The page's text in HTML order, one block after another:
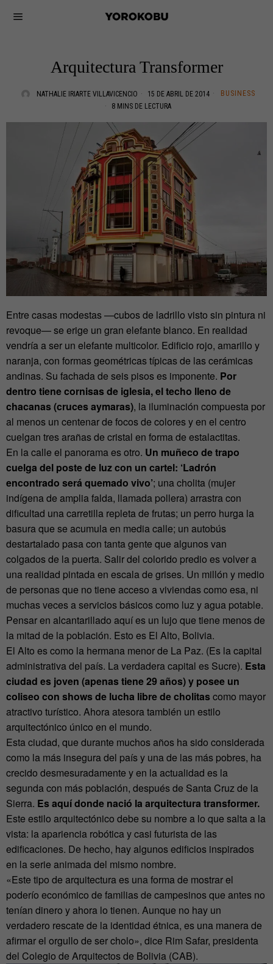
Arquitectura Transformer
NATHALIE IRIARTE VILLAVICENCIO 15 DE ABRIL DE 2014
BUSINESS
8 MINS DE LECTURA
Entre casas modestas —cubos de ladrillo visto sin pintura ni
revoque— se erige un gran elefante blanco. En realidad
vendría a ser un elefante multicolor. Edificio rojo, amarillo y
naranja, con formas geométricas típicas de las cerámicas
andinas. Su fachada de seis pisos es imponente. Por
dentro tiene cornisas de iglesia, el techo lleno de
chacanas (cruces aymaras), la iluminación compuesta por
al menos un centenar de focos de colores y en el centro
cuelgan tres arañas de cristal en forma de estalactitas.
En la calle el panorama es otro. Un muñeco de trapo
cuelga del poste de luz con un cartel: ‘Ladrón
encontrado será quemado vivo’; una cholita (mujer
indígena de amplia falda, llamada pollera) arrastra con
dificultad una carretilla repleta de frutas; un perro hurga la
basura que se acumula en media calle; un autobús
destartalado pasa con tanta gente que algunos van
colgados de la puerta. Salir del colorido predio es volver a
una realidad pintada en escala de grises. Un millón y medio
de personas que no tiene acceso a viviendas como esa, ni
muchas veces a servicios básicos como luz y agua potable.
Pensar en alcantarillado aquí es un lujo que tiene menos de
la mitad de la población. Esto es El Alto, Bolivia.
El Alto es como la hermana menor de La Paz. (Es la capital
administrativa del país. La verdadera capital es Sucre). Esta
ciudad es joven (apenas tiene 29 años) y posee un
coliseo con shows de lucha libre de cholitascomo mayor
atractivo turístico. Ahora atesora también un estilo
arquitectónico único en el mundo.
Esta ciudad, que durante muchos años ha sido considerada
como la más insegura del país y una de las más pobres, ha
crecido desmesuradamente y en la actualidad es la
segunda con más población, después de Santa Cruz de la
Sierra. Es aquí donde nació la arquitectura transformer.
Este estilo arquitectónico debe su nombre a lo que salta a la
vista: la apariencia robótica y casi futurista de las
edificaciones. De hecho, hay algunos edificios inspirados
en la serie animada del mismo nombre.
«Este tipo de arquitectura es una forma de mostrar el
poderío económico de familias de campesinos que antes no
tenían dinero y ahora lo tienen. Aunque no hay un
verdadero rescate de la identidad étnica, es una manera de
afirmar el orgullo de ser cholo», dice Rim Safar, presidenta
del Colegio de Arquitectos de Bolivia (CAB).